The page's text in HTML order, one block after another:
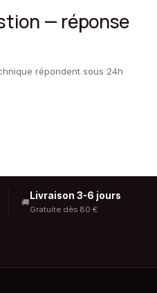
— réponse
répondent sous 24h
🚚
Livraison 3-6 jours
Gratuite dès 80 €